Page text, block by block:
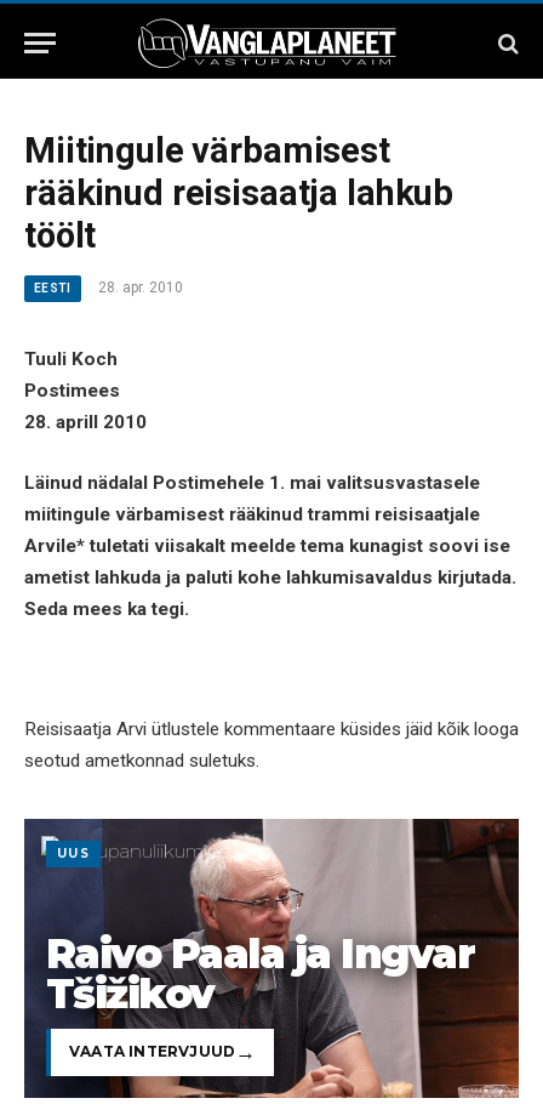
Miitingule värbamisest
rääkinud reisisaatja lahkub
töölt
EESTI 28. apr. 2010
Tuuli Koch
Postimees
28. aprill 2010
Läinud nädalal Postimehele 1. mai valitsusvastasele
miitingule värbamisest rääkinud trammi reisisaatjale
Arvile* tuletati viisakalt meelde tema kunagist soovi ise
ametist lahkuda ja paluti kohe lahkumisavaldus kirjutada.
Seda mees ka tegi.
Reisisaatja Arvi ütlustele kommentaare küsides jäid kõik looga
seotud ametkonnad suletuks.
UUS
Raivo Paala ja Ingvar
Tšižikov
VAATA INTERVJUUD